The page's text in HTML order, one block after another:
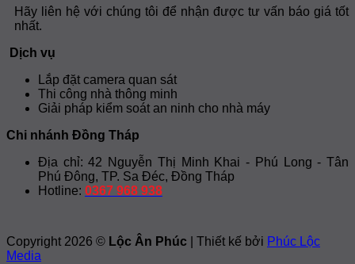
Hãy liên hệ với chúng tôi để nhận được tư vấn báo giá tốt
nhất.
Dịch vụ
Lắp đặt camera quan sát
Thi công nhà thông minh
Giải pháp kiểm soát an ninh cho nhà máy
Chi nhánh Đồng Tháp
Địa chỉ: 42 Nguyễn Thị Minh Khai - Phú Long - Tân
Phú Đông, TP. Sa Đéc, Đồng Tháp
Hotline: 0367 968 938
Copyright 2026 © Lộc Ân Phúc | Thiết kế bởi Phúc Lộc
Media